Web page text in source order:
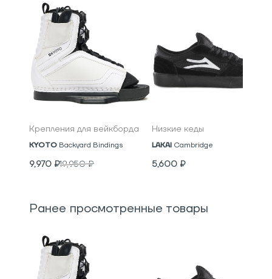
Крепления для вейкборда
KYOTO Backyard Bindings
9,970 ₽19,950₽
Низкие кеды
LAKAI Cambridge
5,600 ₽
Ранее просмотренные товары